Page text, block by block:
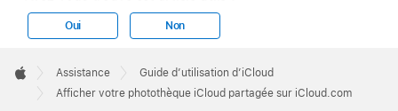
Oui Non
Footer

Apple
Assistance
Guide d’utilisation d’iCloud
Afficher votre photothèque iCloud partagée sur iCloud.com